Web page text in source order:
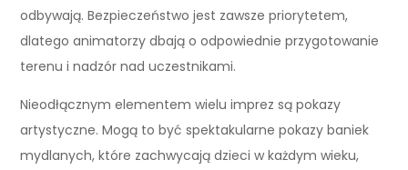
odbywają. Bezpieczeństwo jest zawsze priorytetem,
dlatego animatorzy dbają o odpowiednie przygotowanie
terenu i nadzór nad uczestnikami.
Nieodłącznym elementem wielu imprez są pokazy
artystyczne. Mogą to być spektakularne pokazy baniek
mydlanych, które zachwycają dzieci w każdym wieku,